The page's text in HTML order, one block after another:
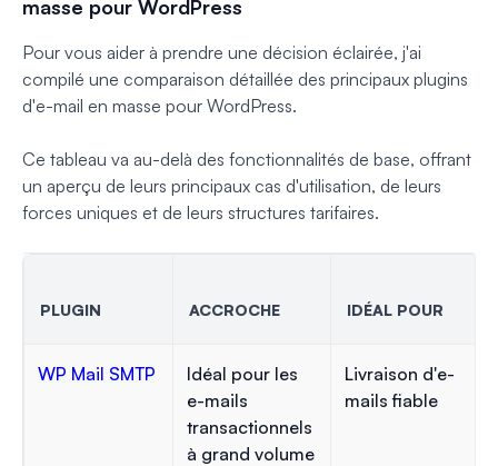
masse pour WordPress
Pour vous aider à prendre une décision éclairée, j'ai
compilé une comparaison détaillée des principaux plugins
d'e-mail en masse pour WordPress.
Ce tableau va au-delà des fonctionnalités de base, offrant
un aperçu de leurs principaux cas d'utilisation, de leurs
forces uniques et de leurs structures tarifaires.
PLUGIN ACCROCHE IDÉAL POUR
WP Mail SMTP
Idéal pour les
e-mails
transactionnels
à grand volume
Livraison d'e-
mails fiable